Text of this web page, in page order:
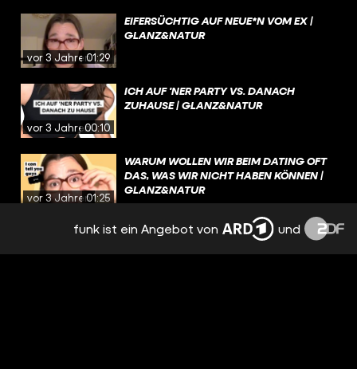
vor 3 Jahren01:29
EIFERSÜCHTIG AUF NEUE*N VOM EX |
GLANZ&NATUR
vor 3 Jahren00:10
ICH AUF 'NER PARTY VS. DANACH
ZUHAUSE | GLANZ&NATUR
vor 3 Jahren01:25
WARUM WOLLEN WIR BEIM DATING OFT
DAS, WAS WIR NICHT HABEN KÖNNEN |
GLANZ&NATUR
NERVIGE EIGENSCHAFTEN |
funk ist ein Angebot von und